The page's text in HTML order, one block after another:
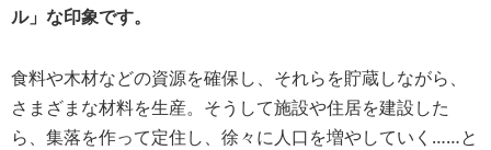
ル」な印象です。
食料や木材などの資源を確保し、それらを貯蔵しながら、
さまざまな材料を生産。そうして施設や住居を建設した
ら、集落を作って定住し、徐々に人口を増やしていく……と